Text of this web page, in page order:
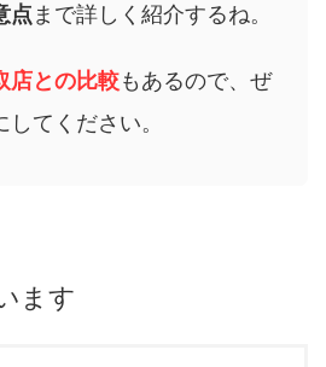
点 まで詳しく紹介するね。
店との比較もあるので、ぜ
してください。
ます